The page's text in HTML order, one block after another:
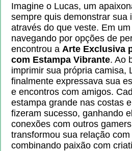
Imagine o Lucas, um
sempre quis demonstrar sua
através do que veste. Em
navegando por opções de
encontrou a Arte Exclusiva
com Estampa Vibrante. Ao
imprimir sua própria camisa,
finalmente expressava sua
e encontros com amigos.
estampa grande nas costas
fizeram sucesso, ganhando
conexões com outros
transformou sua relação com
combinando paixão com